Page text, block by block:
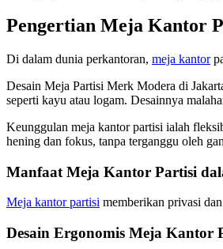
Pengertian Meja Kantor
Di dalam dunia perkantoran, meja kantor
Desain Meja Partisi Merk Modera di
seperti kayu atau logam. Desainnya
Keunggulan meja kantor partisi ialah
hening dan fokus, tanpa terganggu oleh
Manfaat Meja Kantor Partisi
Meja kantor partisi memberikan privasi
Desain Ergonomis Meja Kantor